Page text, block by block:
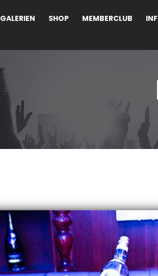
GALERIEN SHOP MEMBERCLUB